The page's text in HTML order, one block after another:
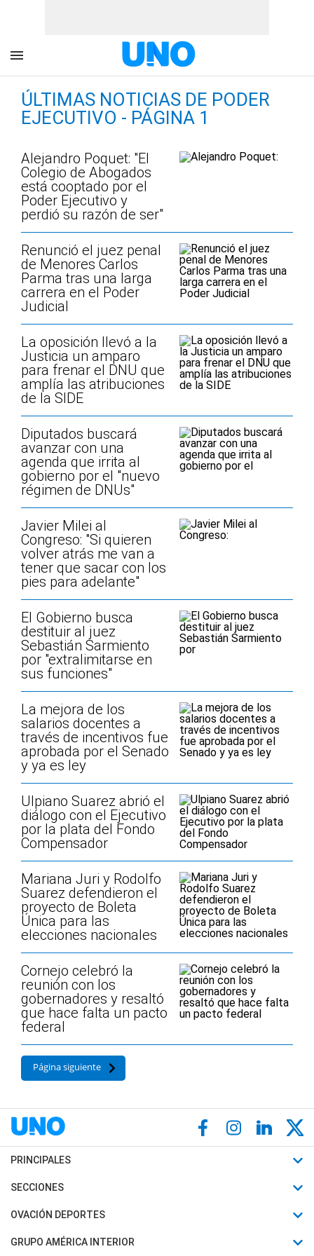
ÚLTIMAS NOTICIAS DE PODER
EJECUTIVO - PÁGINA 1
Alejandro Poquet: "El
Colegio de Abogados
está cooptado por el
Poder Ejecutivo y
perdió su razón de ser"
Renunció el juez penal
de Menores Carlos
Parma tras una larga
carrera en el Poder
Judicial
La oposición llevó a la
Justicia un amparo
para frenar el DNU que
amplía las atribuciones
de la SIDE
Diputados buscará
avanzar con una
agenda que irrita al
gobierno por el "nuevo
régimen de DNUs"
Javier Milei al
Congreso: "Si quieren
volver atrás me van a
tener que sacar con los
pies para adelante"
El Gobierno busca
destituir al juez
Sebastián Sarmiento
por "extralimitarse en
sus funciones"
La mejora de los
salarios docentes a
través de incentivos fue
aprobada por el Senado
y ya es ley
Ulpiano Suarez abrió el
diálogo con el Ejecutivo
por la plata del Fondo
Compensador
Mariana Juri y Rodolfo
Suarez defendieron el
proyecto de Boleta
Única para las
elecciones nacionales
Cornejo celebró la
reunión con los
gobernadores y resaltó
que hace falta un pacto
federal
Página siguiente
PRINCIPALES
Últimas Noticias
Política
SECCIONES
Horóscopo
Motores
OVACIÓN DEPORTES
Fútbol
GRUPO AMÉRICA INTERIOR